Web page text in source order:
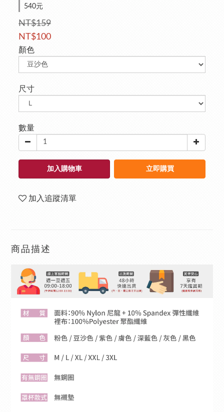
540元
NT$159
NT$100
顏色
尺寸
數量
加入購物車 立即購買
加入追蹤清單
商品描述